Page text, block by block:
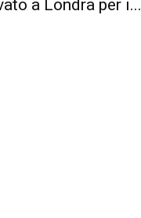
a Londra per i...